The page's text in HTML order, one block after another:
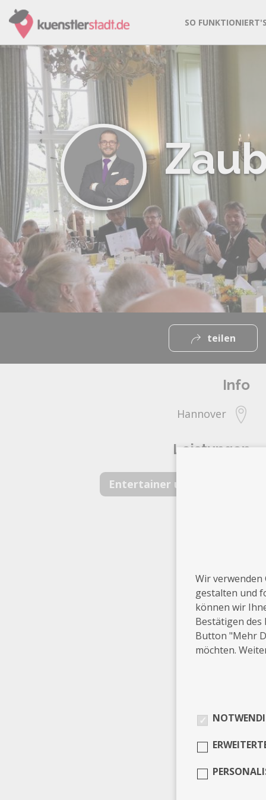
SO
teilen
Info
Hannover
Leistungen
Entertainer und Live Act
Wir
gestalten und
können wir
Bestätigen des
Button "Mehr
möchten.